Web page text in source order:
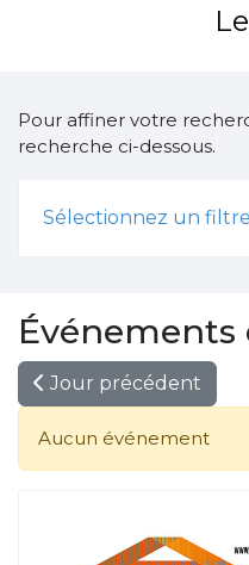
Pour affiner votre
recherche ci-dessous.
Sélectionnez un
Événements
Jour précédent
Aucun événement